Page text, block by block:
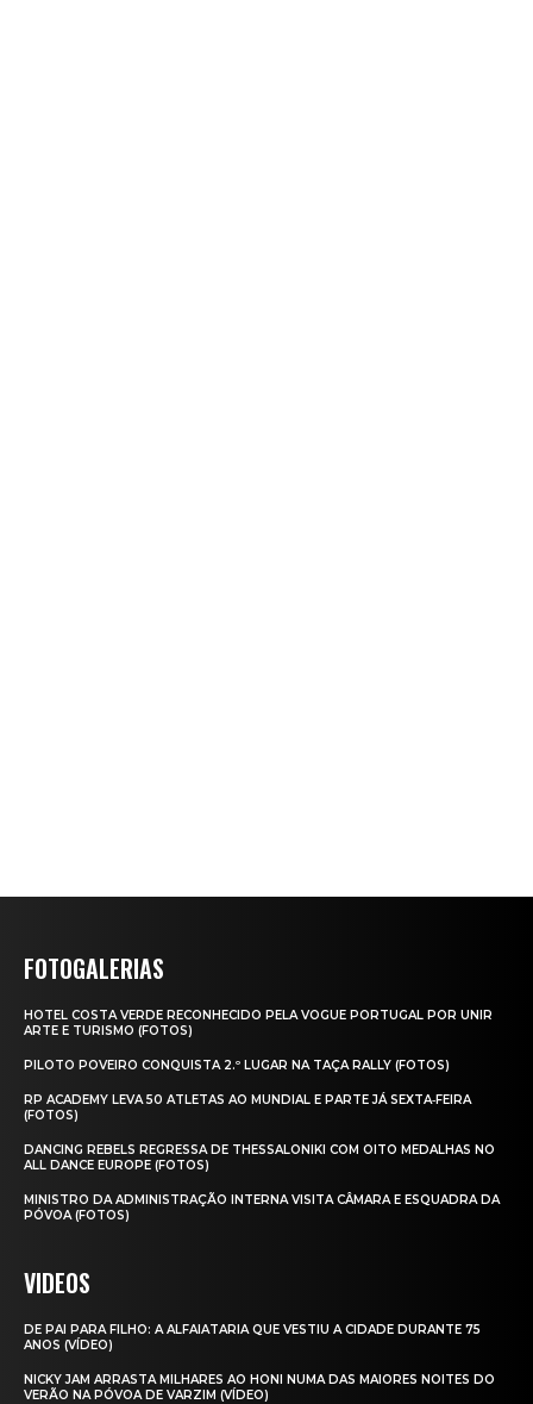
FOTOGALERIAS
HOTEL COSTA VERDE RECONHECIDO PELA VOGUE PORTUGAL POR UNIR
ARTE E TURISMO (FOTOS)
PILOTO POVEIRO CONQUISTA 2.º LUGAR NA TAÇA RALLY (FOTOS)
RP ACADEMY LEVA 50 ATLETAS AO MUNDIAL E PARTE JÁ SEXTA‑FEIRA
(FOTOS)
DANCING REBELS REGRESSA DE THESSALONIKI COM OITO MEDALHAS NO
ALL DANCE EUROPE (FOTOS)
MINISTRO DA ADMINISTRAÇÃO INTERNA VISITA CÂMARA E ESQUADRA DA
PÓVOA (FOTOS)
VIDEOS
DE PAI PARA FILHO: A ALFAIATARIA QUE VESTIU A CIDADE DURANTE 75
ANOS (VÍDEO)
NICKY JAM ARRASTA MILHARES AO HONI NUMA DAS MAIORES NOITES DO
VERÃO NA PÓVOA DE VARZIM (VÍDEO)